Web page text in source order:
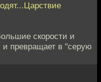
скорости и
и превращает в "серую